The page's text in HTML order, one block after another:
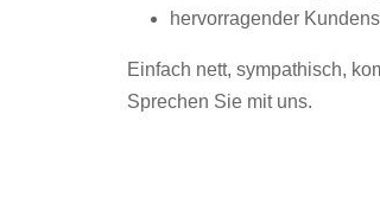
hervorragender
Einfach nett, sympathisch,
Sprechen Sie mit uns.